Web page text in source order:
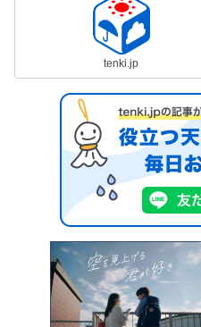
tenki.jp